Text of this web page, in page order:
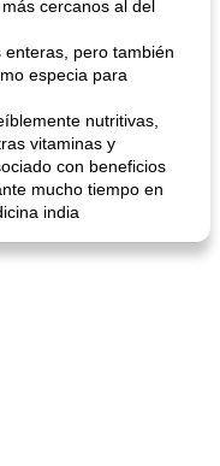
cercanos al del
pero también
especia para
nutritivas,
vitaminas y
con beneficios
mucho tiempo en
india